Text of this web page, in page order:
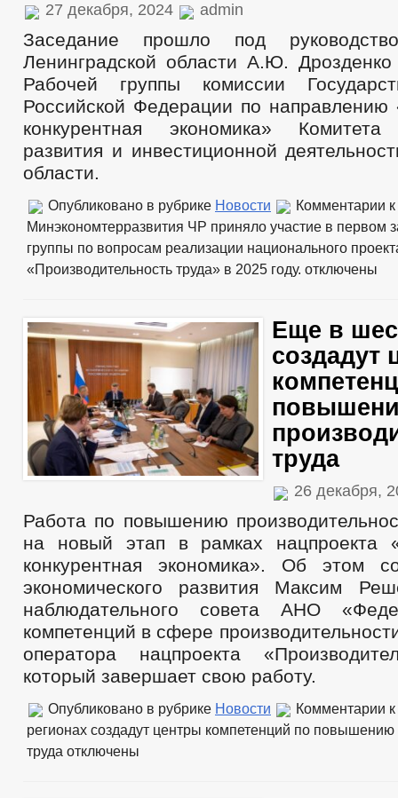
27 декабря, 2024 admin
Заседание прошло под
Ленинградской области А.Ю.
Рабочей группы комиссии
Российской Федерации по
конкурентная экономика» Комитета
развития и инвестиционной
области.
Опубликовано в рубрике Новости Комментарии
Минэкономтерразвития ЧР приняло участие в первом
группы по вопросам реализации национального
«Производительность труда» в 2025 году. отключены
Еще в
создадут
труда
26 декабря,
Работа по повышению
на новый этап в рамках нацпроекта
конкурентная экономика». Об этом
экономического развития Максим
наблюдательного совета АНО
компетенций в сфере
оператора нацпроекта
который завершает свою работу.
Опубликовано в рубрике Новости Комментарии
регионах создадут центры компетенций по повышению
труда отключены